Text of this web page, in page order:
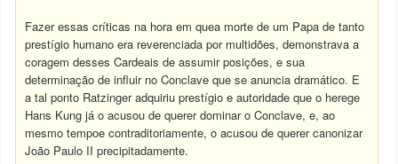
Fazer essas críticas na hora em quea morte de um Papa de tanto
prestígio humano era reverenciada por multidões, demonstrava a
coragem desses Cardeais de assumir posições, e sua
determinação de influir no Conclave que se anuncia dramático. E
a tal ponto Ratzinger adquiriu prestígio e autoridade que o herege
Hans Kung já o acusou de querer dominar o Conclave, e, ao
mesmo tempoe contraditoriamente, o acusou de querer canonizar
João Paulo II precipitadamente.